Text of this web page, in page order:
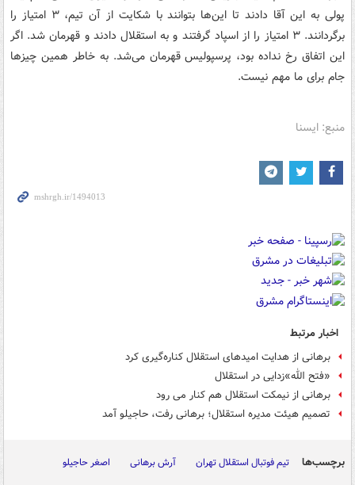
پولی به این آقا دادند تا این‌ها بتوانند با شکایت از آن تیم، ۳ امتیاز را
برگردانند. ۳ امتیاز را از اسپاد گرفتند و به استقلال دادند و قهرمان شد. اگر
این اتفاق رخ نداده بود، پرسپولیس قهرمان می‌شد. به خاطر همین چیزها
جام برای ما مهم نیست.
منبع: ایسنا
اخبار مرتبط
برهانی از هدایت امیدهای استقلال کناره‌گیری کرد
«فتح الله»زدایی در استقلال
برهانی از نیمکت استقلال هم کنار می رود
تصمیم هیئت مدیره استقلال؛ برهانی رفت، حاجیلو آمد
برچسب‌ها تیم فوتبال استقلال تهران آرش برهانی اصغر حاجیلو